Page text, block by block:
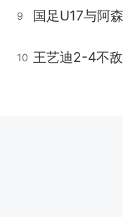
9
10 王艺迪2-4不